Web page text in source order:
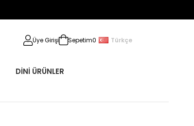
Üye Girişi Sepetim0 Türkçe
DİNİ ÜRÜNLER